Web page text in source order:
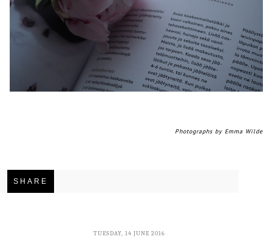
Photographs by Emma Wilde
SHARE
TUESDAY, 14 JUNE 2016